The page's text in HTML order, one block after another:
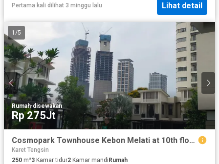
Pertama kali dilihat 3 minggu lalu Lihat detail
1 /5
Rumah·disewakan
Rp 275Jt
Cosmopark Townhouse Kebon Melati at 10th floor Thamrin City Furnished, Cozy House
Karet Tengsin
250 m²3 Kamar tidur2 Kamar mandiRumah